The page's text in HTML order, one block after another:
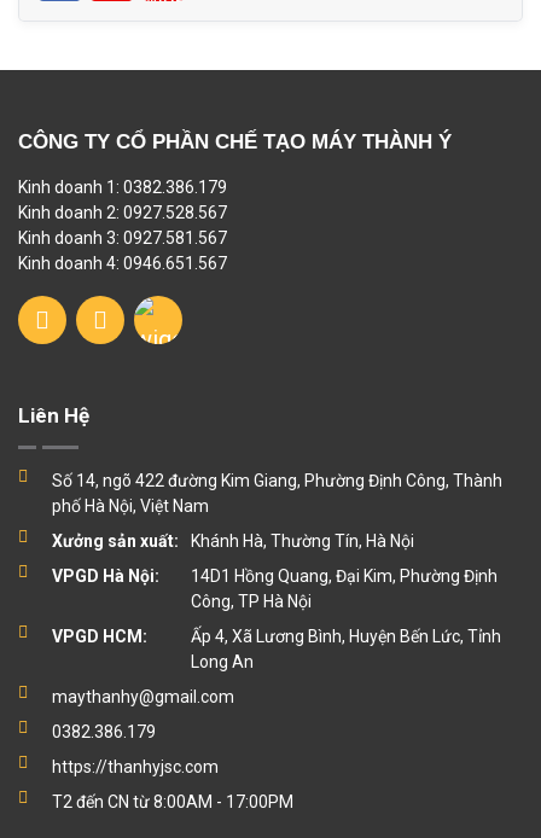
CÔNG TY CỔ PHẦN CHẾ TẠO MÁY THÀNH Ý
Kinh doanh 1: 0382.386.179
Kinh doanh 2: 0927.528.567
Kinh doanh 3: 0927.581.567
Kinh doanh 4: 0946.651.567
Liên Hệ
Số 14, ngõ 422 đường Kim Giang, Phường Định Công, Thành
phố Hà Nội, Việt Nam
Xưởng sản xuất:
Khánh Hà, Thường Tín, Hà Nội
VPGD Hà Nội:
14D1 Hồng Quang, Đại Kim, Phường Định
Công, TP Hà Nội
VPGD HCM:
Ấp 4, Xã Lương Bình, Huyện Bến Lức, Tỉnh
Long An
maythanhy@gmail.com
0382.386.179
https://thanhyjsc.com
T2 đến CN từ 8:00AM - 17:00PM